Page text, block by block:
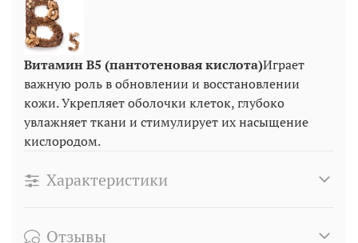
Витамин B5 (пантотеновая кислота)Играет
важную роль в обновлении и восстановлении
кожи. Укрепляет оболочки клеток, глубоко
увлажняет ткани и стимулирует их насыщение
кислородом.
Характеристики
Отзывы